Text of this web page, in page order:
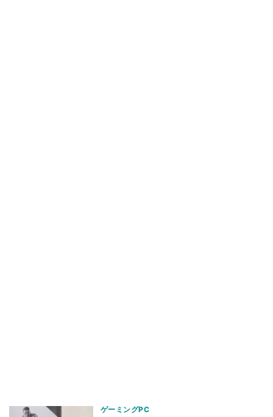
ゲーミングPC